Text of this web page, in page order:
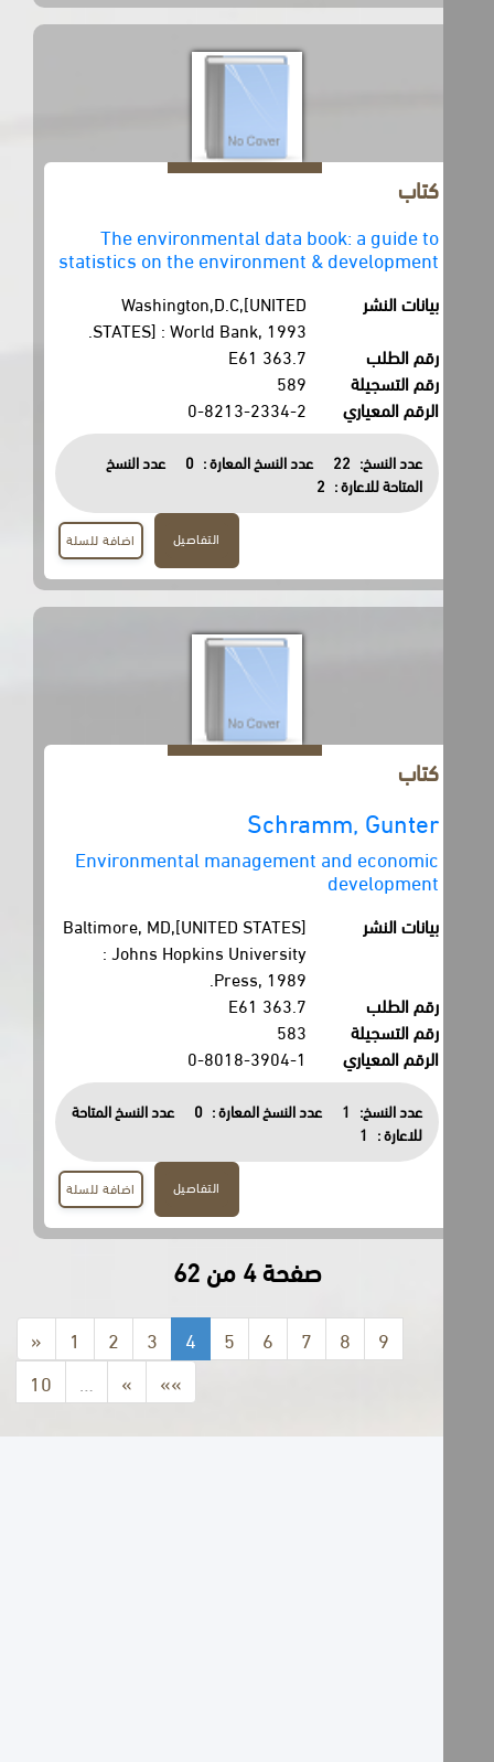
The environmental data book: a guide to
statistics on the environment & development
بيانات النشر
Washington,D.C,[UNITED
STATES] : World Bank, 1993.
رقم الطلب
رقم التسجيلة
589
الرقم المعياري
0-8213-2334-2
عدد النسخ: 22 عدد النسخ المعارة : 0
عدد النسخ
المتاحة للاعارة : 2
اضافة للسلة
Schramm, Gunter
Environmental management and economic
development
بيانات النشر
Baltimore, MD,[UNITED STATES]
: Johns Hopkins University
Press, 1989.
رقم الطلب
رقم التسجيلة
583
الرقم المعياري
0-8018-3904-1
عدد النسخ: 1 عدد النسخ المعارة : 0
عدد النسخ المتاحة
للاعارة :
1
اضافة للسلة
صفحة 4 من 62
… »